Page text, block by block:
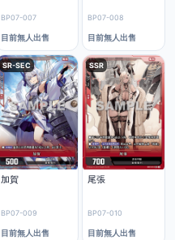
BP07-007
目前無人出售
BP07-008
目前無人出售
SR-SEC
加賀
BP07-009
目前無人出售
SSR
尾張
BP07-010
目前無人出售